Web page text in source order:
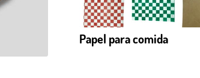
Papel para comida